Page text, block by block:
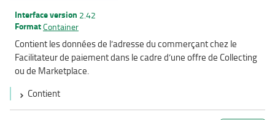
Interface version 2.42
FormatContainer
Contient les données de l’adresse du commerçant chez le
Facilitateur de paiement dans le cadre d’une offre de Collecting
ou de Marketplace.
Contient